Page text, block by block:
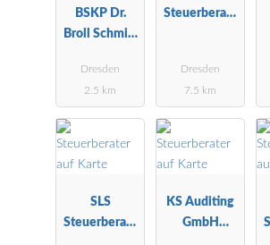
BSKP Dr.
Broll Schmitt
Partner
Dresden
2.5 km
Steuerberatu
Dresden
7.5 km
SLS
Steuerberatu
KS Auditing
GmbH